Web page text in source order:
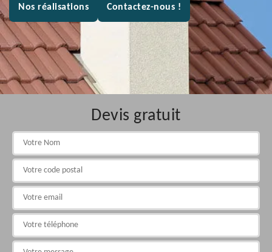
Nos réalisations Contactez-nous !
Devis gratuit